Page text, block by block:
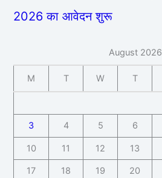
2026 का आवेदन शुरू
August 2026
M T W T
3 4 5 6
10 11 12 13
17 18 19 20